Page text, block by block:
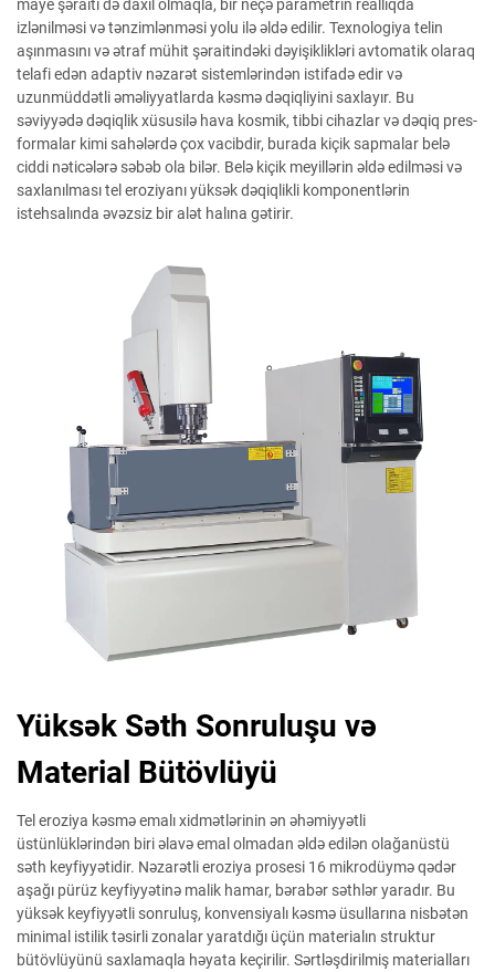
maye şəraiti də daxil olmaqla, bir neçə parametrin reallıqda
izlənilməsi və tənzimlənməsi yolu ilə əldə edilir. Texnologiya telin
aşınmasını və ətraf mühit şəraitindəki dəyişiklikləri avtomatik olaraq
telafi edən adaptiv nəzarət sistemlərindən istifadə edir və
uzunmüddətli əməliyyatlarda kəsmə dəqiqliyini saxlayır. Bu
səviyyədə dəqiqlik xüsusilə hava kosmik, tibbi cihazlar və dəqiq pres-
formalar kimi sahələrdə çox vacibdir, burada kiçik sapmalar belə
ciddi nəticələrə səbəb ola bilər. Belə kiçik meyillərin əldə edilməsi və
saxlanılması tel eroziyanı yüksək dəqiqlikli komponentlərin
istehsalında əvəzsiz bir alət halına gətirir.
Yüksək Səth Sonruluşu və
Material Bütövlüyü
Tel eroziya kəsmə emalı xidmətlərinin ən əhəmiyyətli
üstünlüklərindən biri əlavə emal olmadan əldə edilən olağanüstü
səth keyfiyyətidir. Nəzarətli eroziya prosesi 16 mikrodüymə qədər
aşağı pürüz keyfiyyətinə malik hamar, bərabər səthlər yaradır. Bu
yüksək keyfiyyətli sonruluş, konvensiyalı kəsmə üsullarına nisbətən
minimal istilik təsirli zonalar yaratdığı üçün materialın struktur
bütövlüyünü saxlamaqla həyata keçirilir. Sərtləşdirilmiş materialları